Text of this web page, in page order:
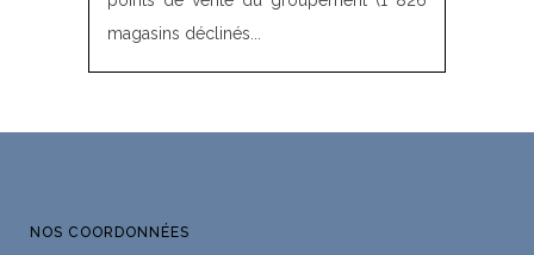
magasins déclinés...
NOS COORDONNÉES